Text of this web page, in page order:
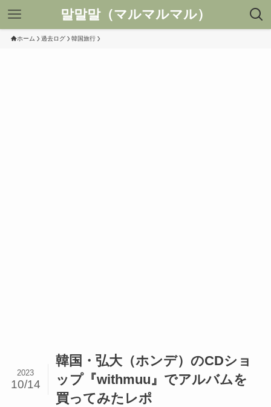
말말말（マルマルマル）
ホーム 過去ログ 韓国旅行
韓国・弘大（ホンデ）のCDショ
ップ『withmuu』でアルバムを
買ってみたレポ
2023
10/14